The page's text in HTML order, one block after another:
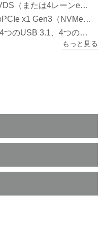
大3つの独立したディスプレイをサポート
メモリテクノロジのサポート）
USB 3.1、4つのUSB 2.0
（SEMA）機能対応もっと見る